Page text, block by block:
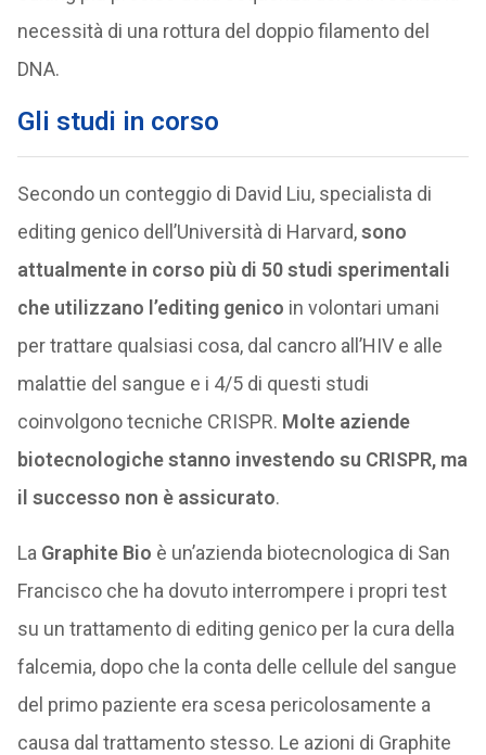
necessità di una rottura del doppio filamento del
DNA.
Gli studi in corso
Secondo un conteggio di David Liu, specialista di
editing genico dell’Università di Harvard,sono
attualmente in corso più di 50 studi sperimentali
che utilizzano l’editing genico in volontari umani
per trattare qualsiasi cosa, dal cancro all’HIV e alle
malattie del sangue e i 4/5 di questi studi
coinvolgono tecniche CRISPR. Molte aziende
biotecnologiche stanno investendo su CRISPR, ma
il successo non è assicurato.
La Graphite Bio è un’azienda biotecnologica di San
Francisco che ha dovuto interrompere i propri test
su un trattamento di editing genico per la cura della
falcemia, dopo che la conta delle cellule del sangue
del primo paziente era scesa pericolosamente a
causa dal trattamento stesso. Le azioni di Graphite